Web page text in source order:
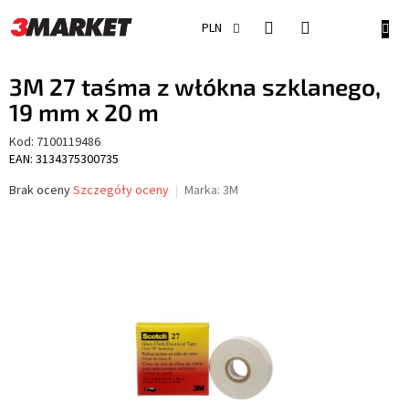
do
treści
PLN
3M 27 taśma z włókna szklanego,
19 mm x 20 m
Kod: 7100119486
EAN: 3134375300735
Średnia
Brak ocenySzczegóły oceny Marka: 3M